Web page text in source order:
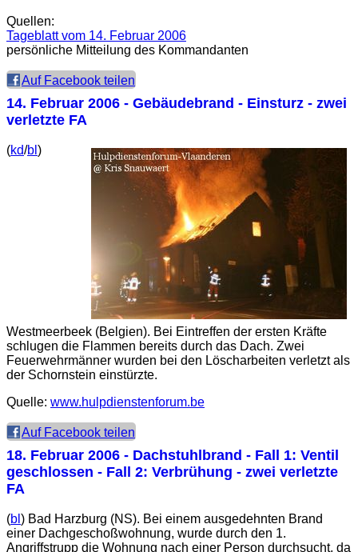
Quellen:
Tageblatt vom 14. Februar 2006
persönliche Mitteilung des Kommandanten
Auf Facebook teilen
14. Februar 2006 - Gebäudebrand - Einsturz - zwei
verletzte FA
(kd/bl )
Westmeerbeek (Belgien). Bei Eintreffen der ersten Kräfte
schlugen die Flammen bereits durch das Dach. Zwei
Feuerwehrmänner wurden bei den Löscharbeiten verletzt als
der Schornstein einstürzte.
Quelle: www.hulpdienstenforum.be
Auf Facebook teilen
18. Februar 2006 - Dachstuhlbrand - Fall 1: Ventil
geschlossen - Fall 2: Verbrühung - zwei verletzte
FA
(bl ) Bad Harzburg (NS). Bei einem ausgedehnten Brand
einer Dachgeschoßwohnung, wurde durch den 1.
Angriffstrupp die Wohnung nach einer Person durchsucht, da